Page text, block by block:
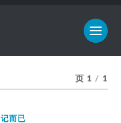
页 1 / 1
而已